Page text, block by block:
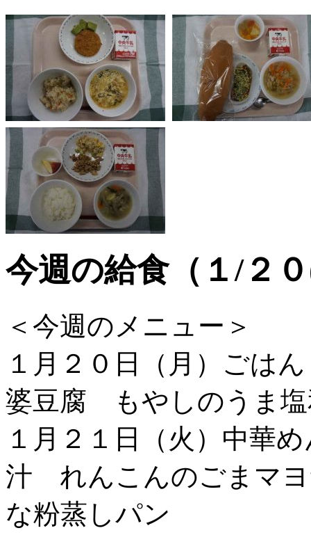
今週の給食（１/２
＜今週のメニュー＞
１月２０日（月）ご
婆豆腐 もやしのうま塩
１月２１日（火）中
汁 れんこんのごまマ
な粉蒸しパン